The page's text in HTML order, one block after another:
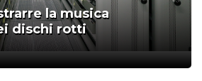
la musica
dischi rotti